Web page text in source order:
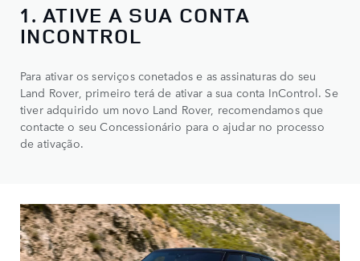
1. ATIVE A SUA CONTA
INCONTROL
Para ativar os serviços conetados e as assinaturas do seu
Land Rover, primeiro terá de ativar a sua conta InControl. Se
tiver adquirido um novo Land Rover, recomendamos que
contacte o seu Concessionário para o ajudar no processo
de ativação.